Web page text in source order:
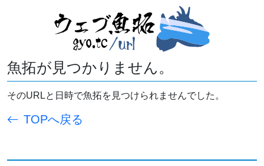
魚拓が見つかりません。
そのURLと日時で魚拓を見つけられませんでした。
TOPへ戻る